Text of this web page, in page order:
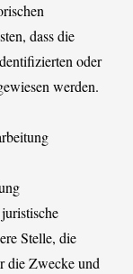
dass die
oder
werden.
Stelle, die
die Zwecke und